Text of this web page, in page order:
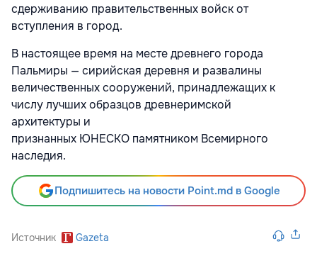
сдерживанию правительственных войск от
вступления в город.
В настоящее время на месте древнего города
Пальмиры — сирийская деревня и развалины
величественных сооружений, принадлежащих к
числу лучших образцов древнеримской
архитектуры и
признанных ЮНЕСКО памятником Всемирного
наследия.
Подпишитесь на новости Point.md в Google
Источник Gazeta